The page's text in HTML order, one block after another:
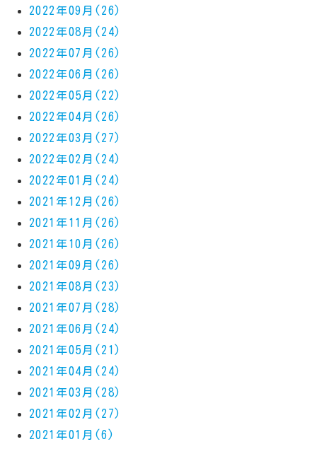
2022年09月(26)
2022年08月(24)
2022年07月(26)
2022年06月(26)
2022年05月(22)
2022年04月(26)
2022年03月(27)
2022年02月(24)
2022年01月(24)
2021年12月(26)
2021年11月(26)
2021年10月(26)
2021年09月(26)
2021年08月(23)
2021年07月(28)
2021年06月(24)
2021年05月(21)
2021年04月(24)
2021年03月(28)
2021年02月(27)
2021年01月(6)